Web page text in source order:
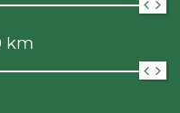
km